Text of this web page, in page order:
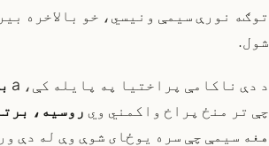
توګه نورې سیمې ونیسي، خو بالاخره
شول.
د دې ناکامې پراختیا په پایله کې، a
چې تر منځ پراخ واکمني وي روسیه،
هغه سیمې چې سره یوځای شوې وې له دې